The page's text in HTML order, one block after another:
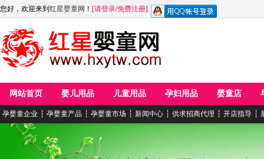
您好，欢迎来到 红星婴童网 ！ [请登录/免费注册]
网站首页 婴儿用品 儿童用品 孕妇用品 婴童店
孕婴童企业 ┆ 孕婴童产品 ┆ 孕婴童市场 ┆ 新闻中心 ┆ 供求招商代理 ┆ 开店指导 ┆